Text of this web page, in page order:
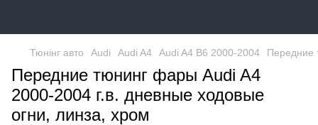
Тюнінг авто Audi Audi A4 Audi A4 B6 2000-2004 Передние
Передние тюнинг фары Audi A4
2000-2004 г.в. дневные ходовые
огни, линза, хром